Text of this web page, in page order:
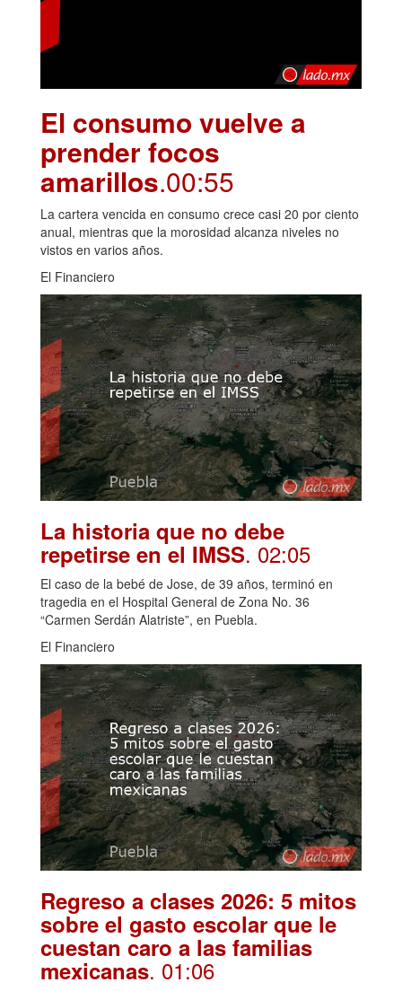
El consumo vuelve a
prender focos
amarillos.00:55
La cartera vencida en consumo crece casi 20 por ciento
anual, mientras que la morosidad alcanza niveles no
vistos en varios años.
El Financiero
La historia que no debe
repetirse en el IMSS. 02:05
El caso de la bebé de Jose, de 39 años, terminó en
tragedia en el Hospital General de Zona No. 36
“Carmen Serdán Alatriste”, en Puebla.
El Financiero
Regreso a clases 2026: 5 mitos
sobre el gasto escolar que le
cuestan caro a las familias
mexicanas. 01:06